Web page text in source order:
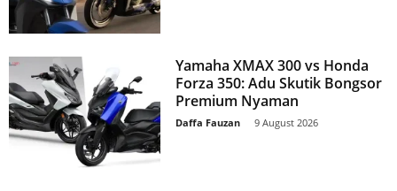
Yamaha XMAX 300 vs Honda
Forza 350: Adu Skutik Bongsor
Premium Nyaman
Daffa Fauzan 9 August 2026